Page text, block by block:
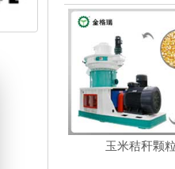
玉米秸秆颗